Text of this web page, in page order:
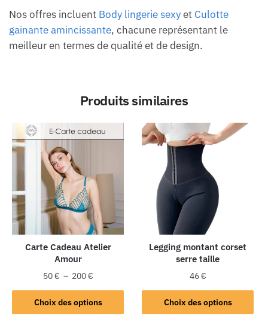
Nos offres incluent Body lingerie sexyet Culotte
gainante amincissante, chacune représentant le
meilleur en termes de qualité et de design.
Produits similaires
Carte Cadeau Atelier
Amour
50€ – 200€
Choix des options
Legging montant corset
serre taille
46€
Choix des options